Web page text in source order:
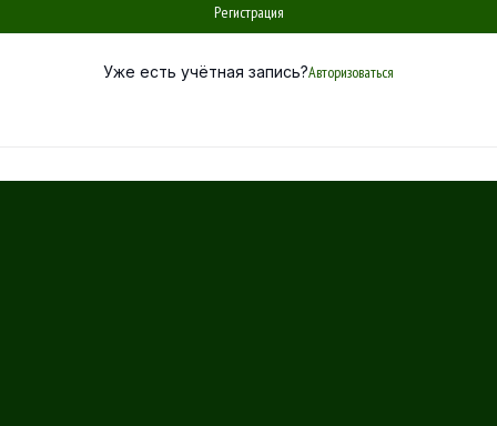
Регистрация
Уже есть учётная запись?Авторизоваться